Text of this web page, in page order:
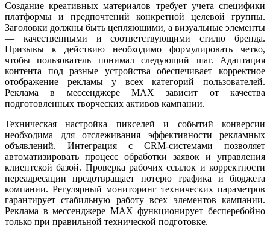
Создание креативных материалов требует учета специфики
платформы и предпочтений конкретной целевой группы.
Заголовки должны быть цепляющими, а визуальные элементы
— качественными и соответствующими стилю бренда.
Призывы к действию необходимо формулировать четко,
чтобы пользователь понимал следующий шаг. Адаптация
контента под разные устройства обеспечивает корректное
отображение рекламы у всех категорий пользователей.
Реклама в мессенджере MAX зависит от качества
подготовленных творческих активов кампании.
Техническая настройка пикселей и событий конверсии
необходима для отслеживания эффективности рекламных
объявлений. Интеграция с CRM-системами позволяет
автоматизировать процесс обработки заявок и управления
клиентской базой. Проверка рабочих ссылок и корректности
переадресации предотвращает потерю трафика и бюджета
компании. Регулярный мониторинг технических параметров
гарантирует стабильную работу всех элементов кампании.
Реклама в мессенджере MAX функционирует бесперебойно
только при правильной технической подготовке.